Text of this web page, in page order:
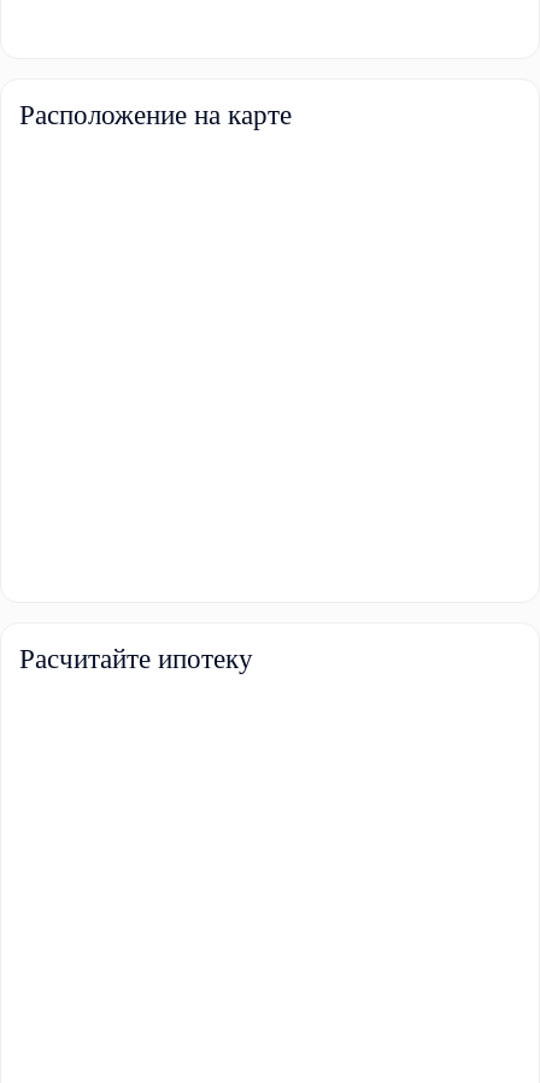
Расположение на карте
Расчитайте ипотеку